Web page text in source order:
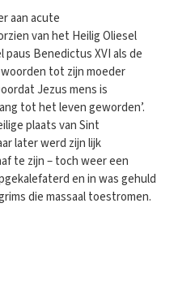
aan acute
van het Heilig Oliesel
Benedictus XVI als de
tot zijn moeder
Jezus mens is
tot het leven geworden’.
plaats van Sint
later werd zijn lijk
te zijn – toch weer een
en in was gehuld
die massaal toestromen.